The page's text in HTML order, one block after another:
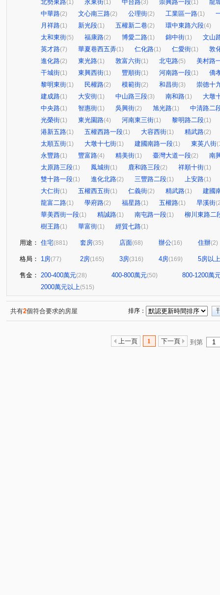
北勢東路(1) 永東街(1) 中台路(3) 崇興路一段(1)
龍
中華路(2) 文心南三路(2) 公理街(2) 工業區一路(1)
月祥路(1) 新光段(1) 五權新二巷(2) 環中東路六段(4)
太和東街(5) 福康路(2) 博愛二路(1) 錦中街(1)
文山
英才路(7) 華夏巷西五弄(1) 仁化路(1) 仁愛街(1)
敦
進化路(2) 東光路(1) 敦富六街(1) 北屯路(5)
美村路
干城街(1) 東興西街(1) 豐順街(1) 河南路一段(1)
僑
黎明東街(1) 民權路(2) 模範街(2) 和昌街(3)
崇德十
建成路(1) 大安街(1) 中山路三段(3) 南和路(1)
大墩
中央路(1) 智惠街(1) 吳興街(2) 旭光路(1)
中清路二
光榮街(1) 東光園路(4) 河南東三街(1) 黎明路二段(1)
港新五路(1) 五權西路一段(1) 大容西街(1) 精武路(2)
太順五街(1) 大墩十七街(1) 建國南路一段(1) 東英八街
永豐路(1) 豐富路(4) 精美街(1) 臺灣大道一段(2)
南
太原路三段(1) 鳳城街(1) 鹿和路三段(2) 祥順十街(1)
雙十路一段(1) 進化北路(2) 三豐路二段(1) 上安路(1)
大仁街(1) 五權西五街(1) 仁義街(2) 精武路(1)
建國
龍富二路(1) 學府路(2) 福星路(1) 五權路(1) 旱溪街
華美西街一段(1) 精誠路(1) 南屯路一段(1)
柳川東路二
樹王路(1) 華富街(1) 經貿七路(1)
用途： 住宅(881) 套房(35) 店面(68) 辦公(16) 住辦(2)
格局： 1房(77) 2房(165) 3房(316) 4房(169) 5房以上
售金： 200-400萬元(28) 400-800萬元(50)
800-1200萬
2000萬元以上(515)
共有2個符合要求的房屋 排序：
上一頁 1 下一頁 到第